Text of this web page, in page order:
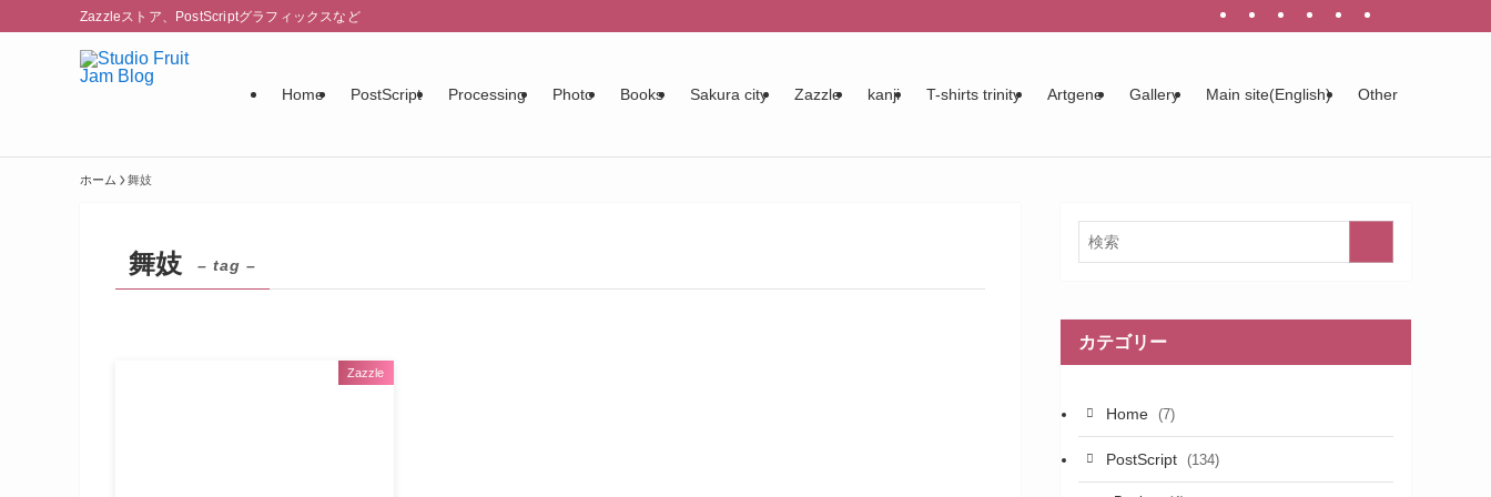
Zazzleストア、PostScriptグラフィックスなど
Home PostScript Processing Photo Books Sakura city Zazzle kanji T-shirts trinity Artgene Gallery Main site(English) Other
ホーム 舞妓
舞妓 – tag –
Zazzle
カテゴリー
Home (7)
PostScript (134)